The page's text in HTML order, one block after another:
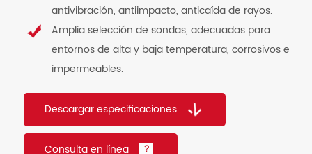
antivibración, antiimpacto, anticaída de rayos.
Amplia selección de sondas, adecuadas para
entornos de alta y baja temperatura, corrosivos e
impermeables.
Descargar especificaciones
Consulta en línea